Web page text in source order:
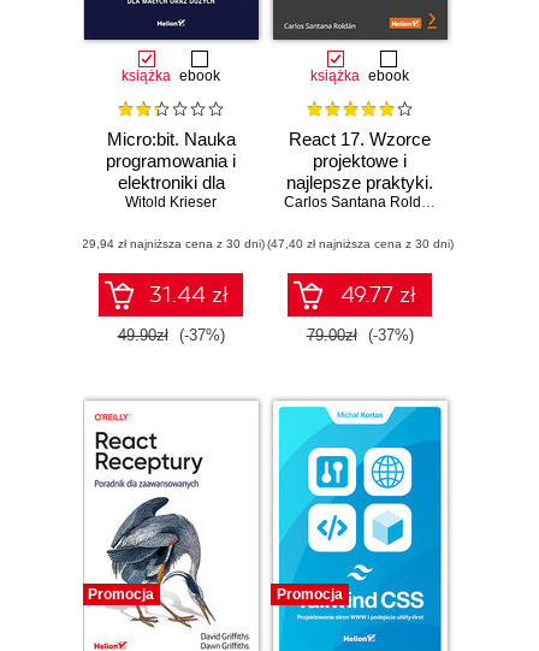
książka ebook
Micro:bit. Nauka
programowania i
elektroniki dla
małych oraz
Witold Krieser
(29,94 zł najniższa cena z 30 dni)
31.44 zł
49.90zł (-37%)
książka ebook
React 17. Wzorce
projektowe i
najlepsze praktyki.
Projektowanie i
nowoczesnych
aplikacji
internetowych.
Wydanie III
Carlos Santana Roldán
(47,40 zł najniższa cena z 30 dni)
49.77 zł
79.00zł (-37%)
Promocja Promocja